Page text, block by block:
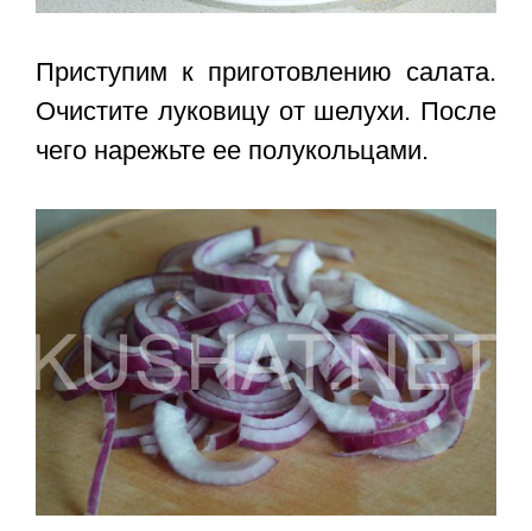
Приступим к приготовлению салата.
Очистите луковицу от шелухи. После
чего нарежьте ее полукольцами.